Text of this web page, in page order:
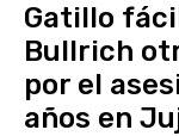
Gatillo
Bullrich
por el
años en